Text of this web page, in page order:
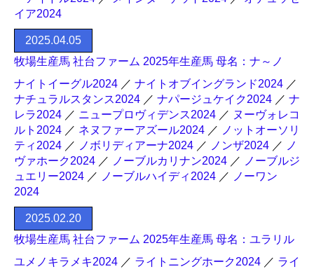
イア2024
2025.04.05
牧場生産馬 社台ファーム 2025年生産馬 母名：ナ～ノ
ナイトイーグル2024 ／ ナイトオブイングランド2024 ／
ナチュラルスタンス2024 ／ ナパージュケイク2024 ／ ナ
レラ2024 ／ ニュープロヴィデンス2024 ／ ヌーヴォレコ
ルト2024 ／ ネヌファーアズール2024 ／ ノットオーソリ
ティ2024 ／ ノボリディアーナ2024 ／ ノンザ2024 ／ ノ
ヴァホーク2024 ／ ノーブルカリナン2024 ／ ノーブルジ
ュエリー2024 ／ ノーブルハイディ2024 ／ ノーワン
2024
2025.02.20
牧場生産馬 社台ファーム 2025年生産馬 母名：ユラリル
ユメノキラメキ2024 ／ ライトニングホーク2024 ／ ライ